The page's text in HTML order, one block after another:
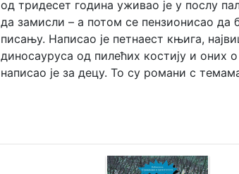
од тридесет година уживао је у послу
да замисли – а потом се пензионисао
писању. Написао је петнаест књига,
диносауруса од пилећих костију и оних
написао је за децу. То су романи с